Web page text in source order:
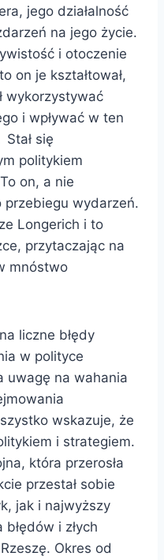
jego działalność
na jego życie.
i otoczenie
on je kształtował,
wykorzystywać
i wpływać w ten
się
politykiem
on, a nie
przebiegu wydarzeń.
Longerich i to
przytaczając na
mnóstwo
liczne błędy
w polityce
uwagę na wahania
wskazuje, że
i strategiem.
która przerosła
przestał sobie
jak i najwyższy
i złych
Okres od